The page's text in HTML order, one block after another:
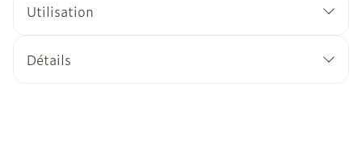
Utilisation
Détails